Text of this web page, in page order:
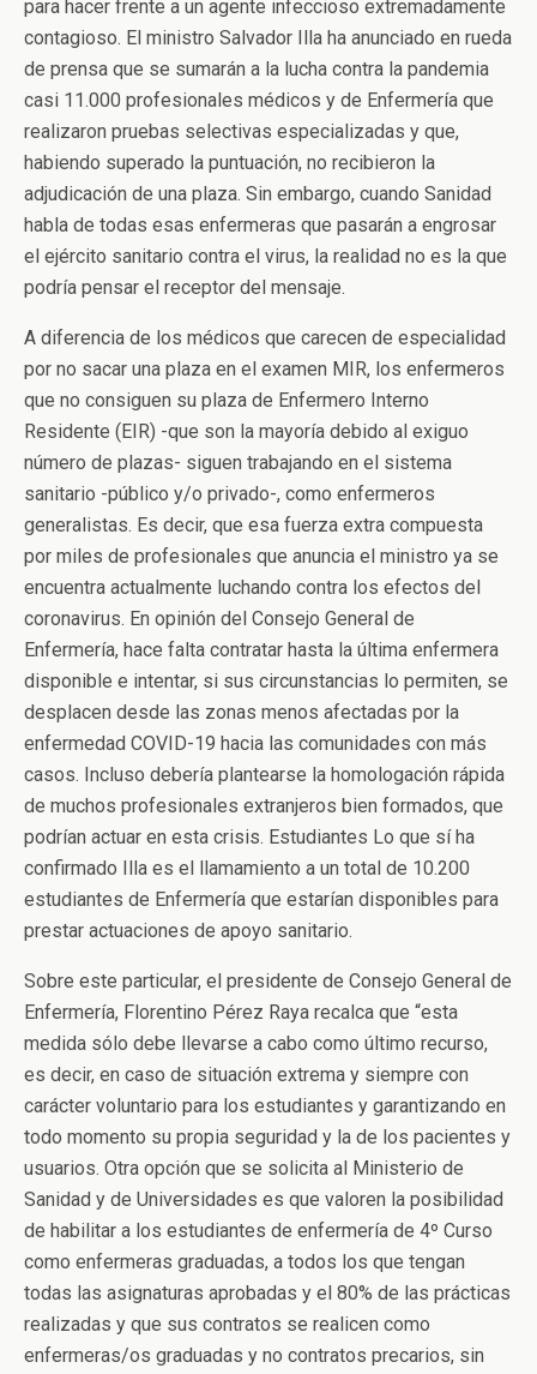
para hacer frente a un agente infeccioso extremadamente
contagioso. El ministro Salvador Illa ha anunciado en rueda
de prensa que se sumarán a la lucha contra la pandemia
casi 11.000 profesionales médicos y de Enfermería que
realizaron pruebas selectivas especializadas y que,
habiendo superado la puntuación, no recibieron la
adjudicación de una plaza. Sin embargo, cuando Sanidad
habla de todas esas enfermeras que pasarán a engrosar
el ejército sanitario contra el virus, la realidad no es la que
podría pensar el receptor del mensaje.
A diferencia de los médicos que carecen de especialidad
por no sacar una plaza en el examen MIR, los enfermeros
que no consiguen su plaza de Enfermero Interno
Residente (EIR) -que son la mayoría debido al exiguo
número de plazas- siguen trabajando en el sistema
sanitario -público y/o privado-, como enfermeros
generalistas. Es decir, que esa fuerza extra compuesta
por miles de profesionales que anuncia el ministro ya se
encuentra actualmente luchando contra los efectos del
coronavirus. En opinión del Consejo General de
Enfermería, hace falta contratar hasta la última enfermera
disponible e intentar, si sus circunstancias lo permiten, se
desplacen desde las zonas menos afectadas por la
enfermedad COVID-19 hacia las comunidades con más
casos. Incluso debería plantearse la homologación rápida
de muchos profesionales extranjeros bien formados, que
podrían actuar en esta crisis. Estudiantes Lo que sí ha
confirmado Illa es el llamamiento a un total de 10.200
estudiantes de Enfermería que estarían disponibles para
prestar actuaciones de apoyo sanitario.
Sobre este particular, el presidente de Consejo General de
Enfermería, Florentino Pérez Raya recalca que “esta
medida sólo debe llevarse a cabo como último recurso,
es decir, en caso de situación extrema y siempre con
carácter voluntario para los estudiantes y garantizando en
todo momento su propia seguridad y la de los pacientes y
usuarios. Otra opción que se solicita al Ministerio de
Sanidad y de Universidades es que valoren la posibilidad
de habilitar a los estudiantes de enfermería de 4º Curso
como enfermeras graduadas, a todos los que tengan
todas las asignaturas aprobadas y el 80% de las prácticas
realizadas y que sus contratos se realicen como
enfermeras/os graduadas y no contratos precarios, sin